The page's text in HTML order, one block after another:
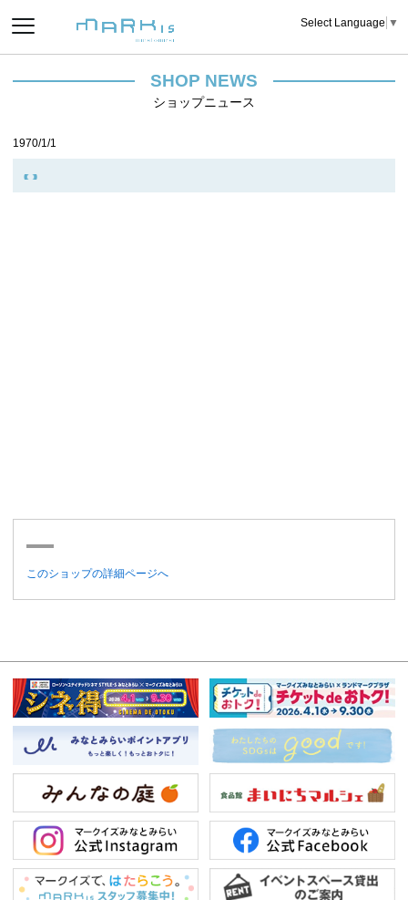
Select Language ▼
SHOP NEWS
ショップニュース
1970/1/1
このショップの詳細ページへ